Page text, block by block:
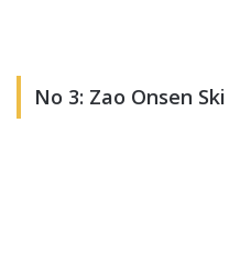
No 3: Zao Onsen